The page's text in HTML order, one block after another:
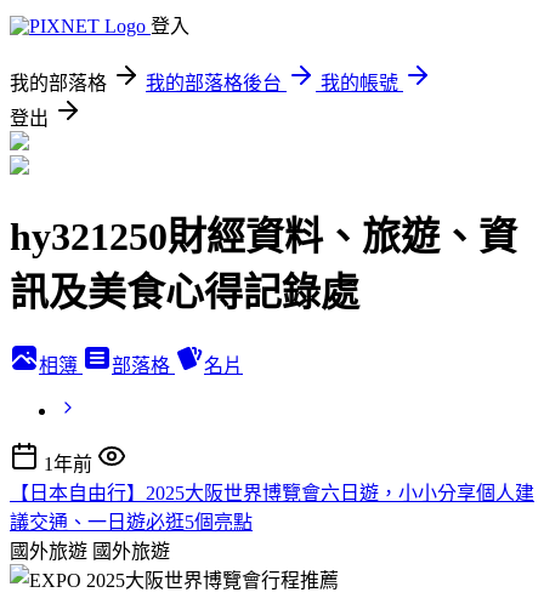
登入
我的部落格 我的部落格後台
我的帳號
登出
hy321250財經資料、旅遊、資
訊及美食心得記錄處
相簿 部落格 名片
1年前
【日本自由行】2025大阪世界博覽會六日遊，小小分享個人建
議交通、一日遊必逛5個亮點
國外旅遊 國外旅遊